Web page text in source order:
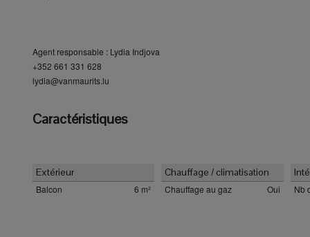
Agent responsable : Lydia Indjova
+352 661 331 628
lydia@vanmaurits.lu
Caractéristiques
Extérieur
Balcon 6 m²
Chauffage / climatisation
Chauffage au gaz Oui Nb